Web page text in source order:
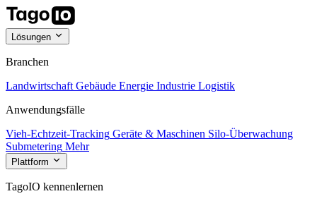
Lösungen
Branchen
Landwirtschaft Gebäude Energie Industrie Logistik
Anwendungsfälle
Vieh-Echtzeit-Tracking Geräte & Maschinen Silo-Überwachung
Submetering Mehr
Plattform
TagoIO kennenlernen